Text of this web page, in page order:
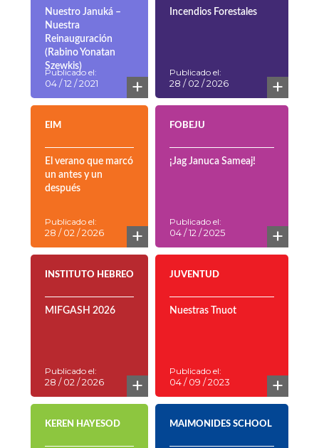
Nuestro Januká –
Nuestra
Reinauguración
(Rabino Yonatan
Szewkis)
Publicado el:
04 / 12 / 2021 +
Incendios Forestales
Publicado el:
28 / 02 / 2026 +
EIM
El verano que marcó
un antes y un
después
Publicado el:
28 / 02 / 2026 +
FOBEJU
¡Jag Januca Sameaj!
Publicado el:
04 / 12 / 2025 +
INSTITUTO HEBREO
MIFGASH 2026
Publicado el:
28 / 02 / 2026 +
JUVENTUD
Nuestras Tnuot
Publicado el:
04 / 09 / 2023 +
KEREN HAYESOD MAIMONIDES SCHOOL